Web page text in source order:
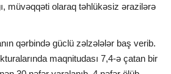
müvəqqəti olaraq təhlükəsiz ərazilərə
qərbində güclü zəlzələlər baş verib.
maqnitudası 7,4-ə çatan bir